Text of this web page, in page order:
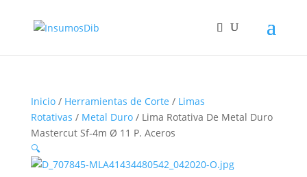
Inicio/ Herramientas de Corte / Limas
Rotativas / Metal Duro/ Lima Rotativa De Metal Duro
Mastercut Sf-4m Ø 11 P. Aceros
🔍